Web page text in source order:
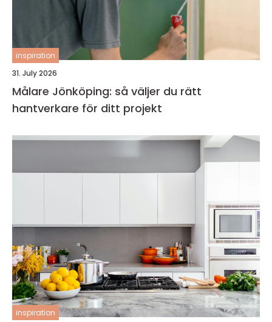
inspiration
31. July 2026
Målare Jönköping: så väljer du rätt
hantverkare för ditt projekt
inspiration